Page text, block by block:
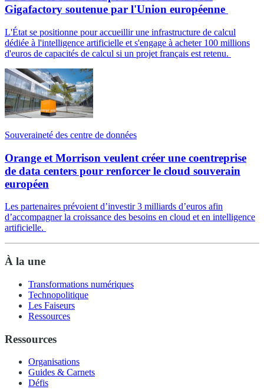
Gigafactory soutenue par l'Union européenne
L'État se positionne pour accueillir une infrastructure de calcul
dédiée à l'intelligence artificielle et s'engage à acheter 100 millions
d'euros de capacités de calcul si un projet français est retenu.
Souveraineté des centre de données
Orange et Morrison veulent créer une coentreprise
de data centers pour renforcer le cloud souverain
européen
Les partenaires prévoient d’investir 3 milliards d’euros afin
d’accompagner la croissance des besoins en cloud et en intelligence
artificielle.
À la une
Transformations numériques
Technopolitique
Les Faiseurs
Ressources
Ressources
Organisations
Guides & Carnets
Défis